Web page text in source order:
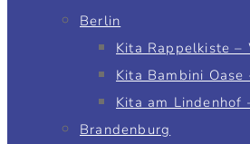
Berlin
Kita Rappelkiste –
Kita Bambini
Kita am Lindenhof
Brandenburg